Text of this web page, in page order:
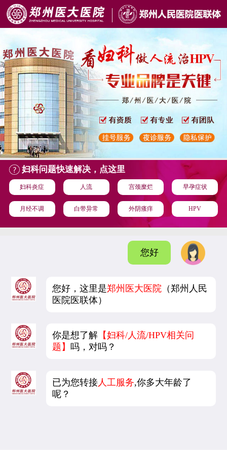
妇科问题快速解决，点这里
妇科炎症 人流 宫颈糜烂 早孕症状
月经不调 白带异常 外阴瘙痒 HPV
您好
您好，这里是郑州医大医院 （郑州人民
医院医联体）
你是想了解 【妇科/人流/HPV相关问
题】吗，对吗？
已为您转接 人工服务,你多大年龄了
呢？